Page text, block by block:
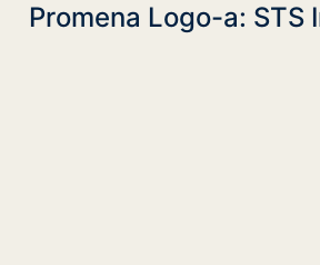
Promena Logo-a: STS